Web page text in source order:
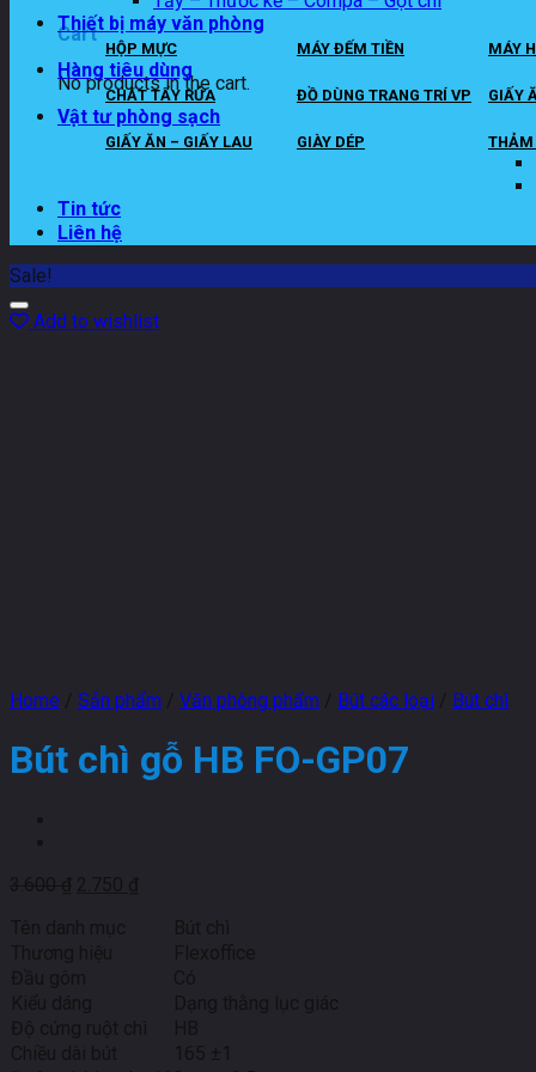
Cart
No products in the cart.
Thiết bị máy văn phòng
HỘP MỰC MÁY ĐẾM TIỀN MÁY
Hàng tiêu dùng
CHẤT TẨY RỬA ĐỒ DÙNG TRANG TRÍ VP GIẤY
Vật tư phòng sạch
GIẤY ĂN – GIẤY LAU GIÀY DÉP THẢM
Tin tức
Liên hệ
Sale!
Add to wishlist
Home / Sản phẩm / Văn phòng phẩm / Bút các loại / Bút chì
Bút chì gỗ HB FO-GP07
3.600₫ 2.750 ₫
Tên danh mục
Bút chì
Thương hiệu
Flexoffice
Đầu gôm
Có
Kiểu dáng
Dạng thằng lục giác
Độ cứng ruột chì
HB
Chiều dài bút
165 ±1